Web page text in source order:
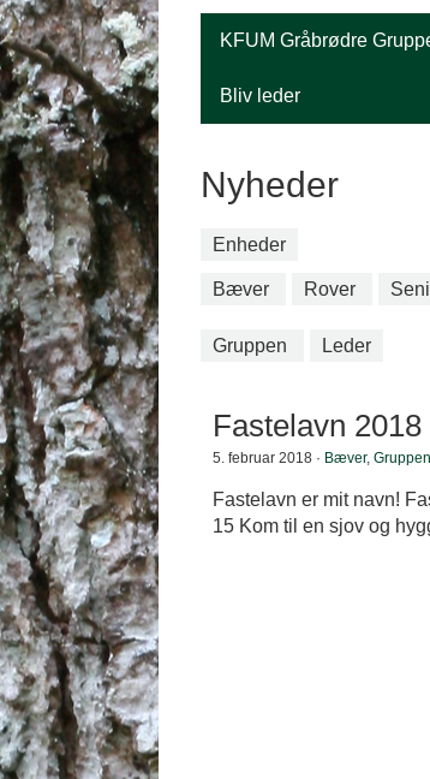
KFUM Gråbrødre
Bliv leder
Nyheder
Enheder
Bæver Rover
Gruppen Leder
Fastelavn 2018
5. februar 2018 · Bæver, Gruppen
Fastelavn er mit navn!
15 Kom til en sjov og